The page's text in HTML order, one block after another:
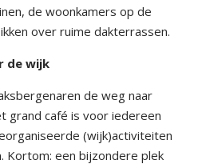
de woonkamers op de
over ruime dakterrassen.
de wijk
de weg naar
grand café is voor iedereen
(wijk)activiteiten
Kortom: een bijzondere plek